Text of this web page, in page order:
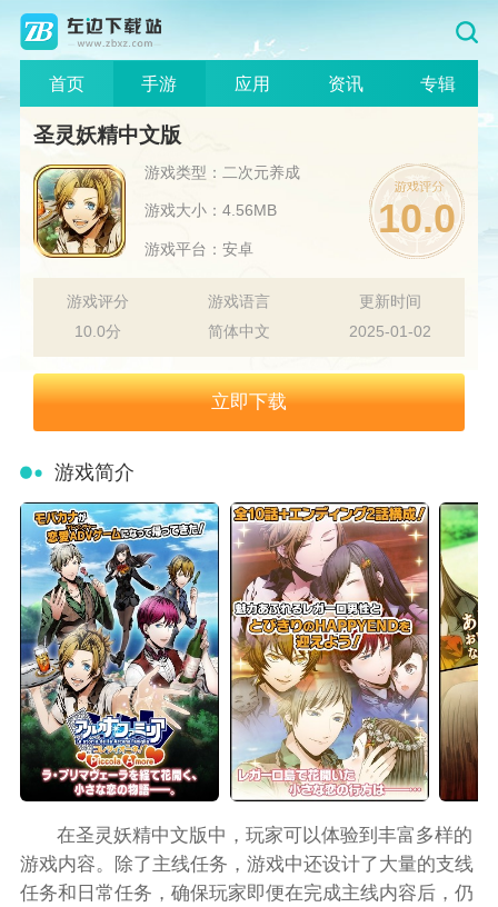
首页 手游 应用 资讯 专辑
圣灵妖精中文版
游戏类型：二次元养成
游戏大小：4.56MB
游戏平台：安卓
10.0
游戏评分
10.0分
游戏语言
简体中文
更新时间
2025-01-02
立即下载
游戏简介
在圣灵妖精中文版中，玩家可以体验到丰富多样的
游戏内容。除了主线任务，游戏中还设计了大量的支线
任务和日常任务，确保玩家即便在完成主线内容后，仍